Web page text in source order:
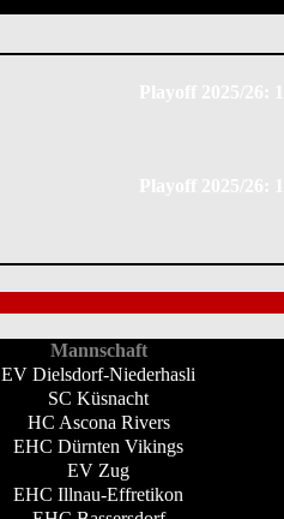
Mannschaft
EV Dielsdorf-Niederhasli
SC Küsnacht
HC Ascona Rivers
EHC Dürnten Vikings
EV Zug
EHC Illnau-Effretikon